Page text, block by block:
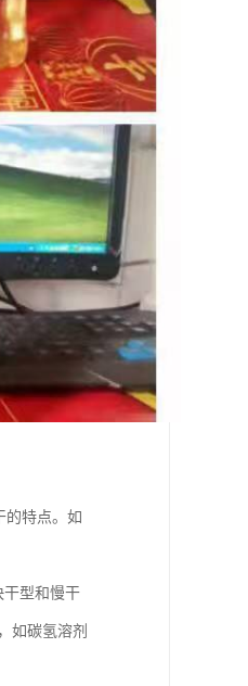
的特点。如
干型和慢干
如碳氢溶剂